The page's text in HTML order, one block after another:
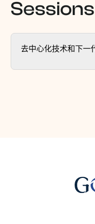
Sessions
去中心化技术和下一